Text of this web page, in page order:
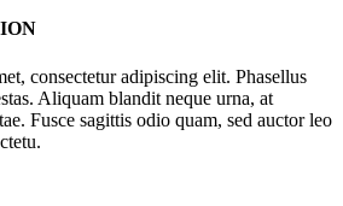
consectetur adipiscing elit. Phasellus
Aliquam blandit neque urna, at
Fusce sagittis odio quam, sed auctor leo